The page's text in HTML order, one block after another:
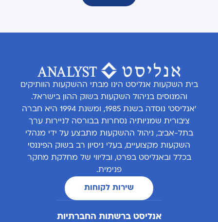
בית השקעות אנליסט הינו מבתי ההשקעות הוותיקים
והמנוסים בניהול השקעות בשוק ההון בישראל.
'אנליסט' נוסדה בשנת 1985, ומשנת 1994 היא חברה
ציבורית שמניותיה נסחרות בבורסה לניירות ערך
בתל-אביב, ניהול ההשקעות מתבצע על ידי מנהלי
השקעות מקצועיים, בעלי ניסיון רב בשוק הפיננסי
בכלל ובאנליסט בפרט, ובליווי של מחלקת מחקר
פנימית.
שירות לקוחות
אנליסט ברשתות החברתיות